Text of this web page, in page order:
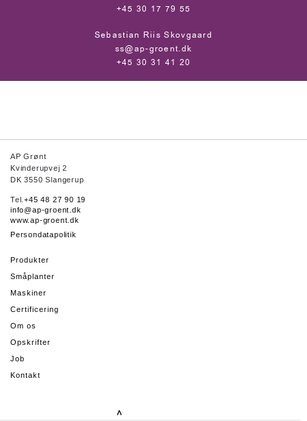
+45 30 17 79 55
Sebastian Riis Skovgaard
ss@ap-groent.dk
+45 30 31 41 20
AP Grønt
Kvinderupvej 2
DK 3550 Slangerup
Tel.+45 48 27 90 19
info@ap-groent.dk
www.ap-groent.dk
Persondatapolitik
Produkter
Småplanter
Maskiner
Certificering
Om os
Opskrifter
Job
Kontakt